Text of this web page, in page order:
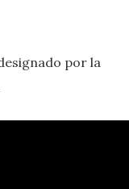
por la